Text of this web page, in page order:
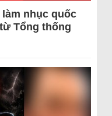
nhục quốc
Tổng thống